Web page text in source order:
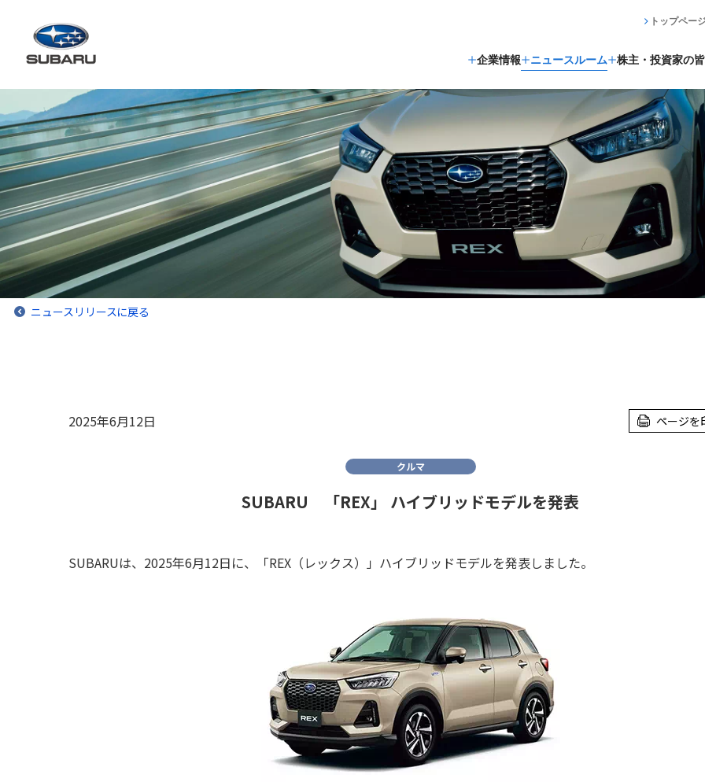
企業情報 ニュースルーム 株主・投資家の
トップペー
ニュースリリースに戻る
2025年6月12日 ページを
クルマ
SUBARU 「REX」 ハイブリッドモデルを発表
SUBARUは、2025年6月12日に、「REX（レックス）」ハイブリッドモデルを発表しました。